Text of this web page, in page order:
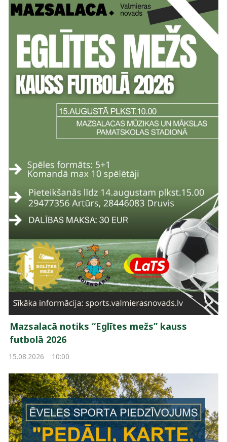
Mazsalacā notiks “Eglītes mežs” kauss
futbolā 2026
15.08.2026 10:00